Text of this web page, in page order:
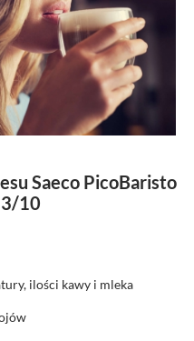
Saeco PicoBaristo
10
ilości kawy i mleka